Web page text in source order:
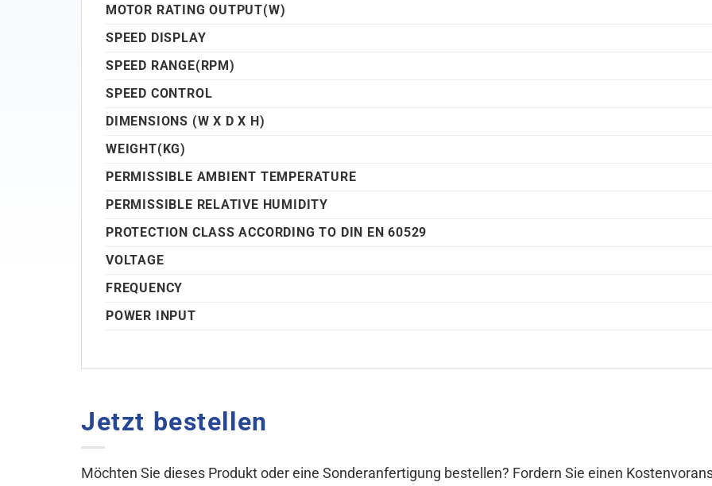
MOTOR RATING OUTPUT(W)
SPEED DISPLAY
SPEED RANGE(RPM)
SPEED CONTROL
DIMENSIONS (W X D X H)
WEIGHT(KG)
PERMISSIBLE AMBIENT TEMPERATURE
PERMISSIBLE RELATIVE HUMIDITY
PROTECTION CLASS ACCORDING TO DIN EN 60529
VOLTAGE
FREQUENCY
POWER INPUT
Jetzt bestellen
Möchten Sie dieses Produkt oder eine Sonderanfertigung bestellen? Fordern Sie einen